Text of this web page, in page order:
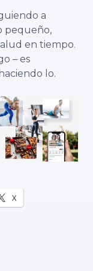
a
pequeño,
en tiempo.
– es
haciendo lo.
X